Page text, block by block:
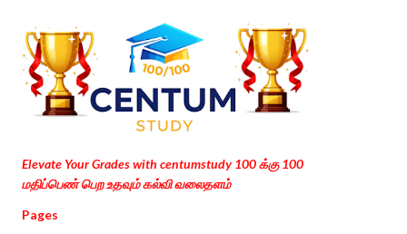
Skip to main content
Elevate Your Grades with centumstudy 100 க்கு 100
மதிப்பெண் பெற உதவும் கல்வி வலைதளம்
Pages